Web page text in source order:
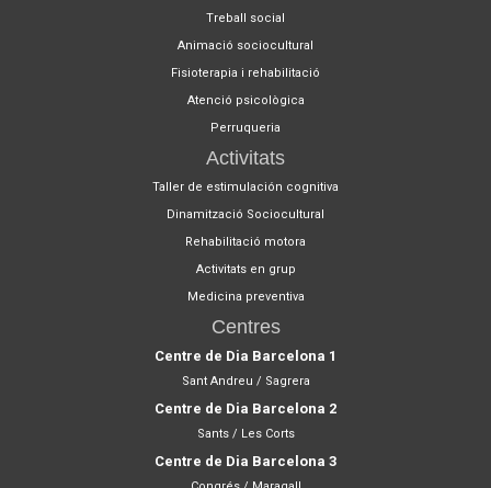
Treball social
Animació sociocultural
Fisioterapia i rehabilitació
Atenció psicològica
Perruqueria
Activitats
Taller de estimulación cognitiva
Dinamització Sociocultural
Rehabilitació motora
Activitats en grup
Medicina preventiva
Centres
Centre de Dia Barcelona 1
Sant Andreu / Sagrera
Centre de Dia Barcelona 2
Sants / Les Corts
Centre de Dia Barcelona 3